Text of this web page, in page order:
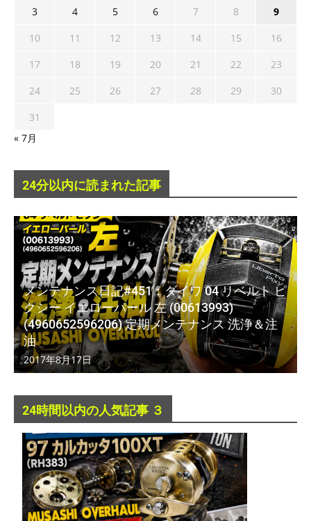
3
4 5 6 7 8
9
10
11 12 13 14 15
16
17
18 19 20 21 22
23
24
25 26 27 28 29
30
31
« 7月
24分以内に読まれた記事
メンテナンス日記#451：ダイワ 04 リベルト ピ
クシー イエローパール 左 (00613993)
(4960652596206) 定期メンテナンス 洗浄＆注
油
2017年8月17日
24時間以内の人気記事 ３